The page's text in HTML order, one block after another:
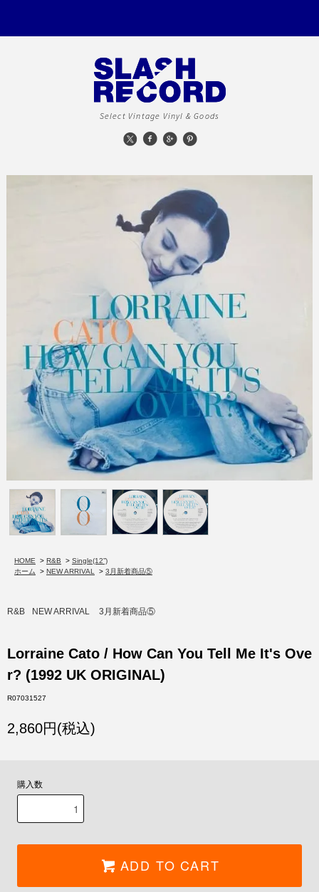
Select Vintage Vinyl & Goods
HOME > R&B > Single(12”)
ホーム
> NEW ARRIVAL > 3月新着商品⑤
R&B NEW ARRIVAL 3月新着商品⑤
Lorraine Cato / How Can You Tell Me It's Ove
r? (1992 UK ORIGINAL)
R07031527
2,860円(税込)
購入数
ADD TO CART